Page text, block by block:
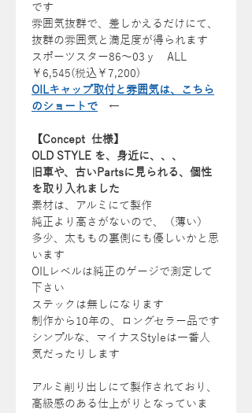
です
雰囲気抜群で、差しかえるだけにて、
抜群の雰囲気と満足度が得られます
スポーツスター86～03ｙ ALL
￥6,545(税込￥7,200)
OILキャップ取付と雰囲気は、こちら
のショートで ←
【Concept 仕様】
OLD STYLE を、身近に、、、
旧車や、古いPartsに見られる、個性
を取り入れました
素材は、アルミにて製作
純正より高さがないので、（薄い）
多少、太ももの裏側にも優しいかと思
います
OILレベルは純正のゲージで測定して
下さい
ステックは無しになります
制作から10年の、ロングセラー品です
シンプルな、マイナスStyleは一番人
気だったりします
アルミ削り出しにて製作されており、
高級感のある仕上がりとなっていま